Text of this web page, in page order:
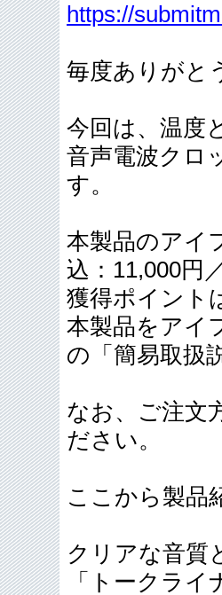
https://
毎度ありがと
今回は、温度
音声電波クロ
す。
本製品のアイ
込：11,000円
獲得ポイント
本製品をアイ
の「簡易取扱
なお、ご注文
ださい。
ここから製品
クリアな音
「トークラ